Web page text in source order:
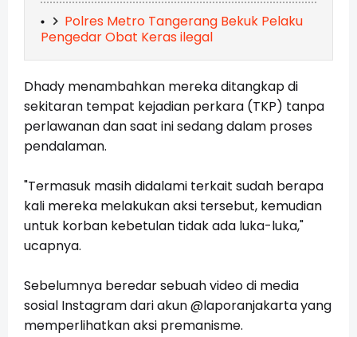
Polres Metro Tangerang Bekuk Pelaku
Pengedar Obat Keras ilegal
Dhady menambahkan mereka ditangkap di
sekitaran tempat kejadian perkara (TKP) tanpa
perlawanan dan saat ini sedang dalam proses
pendalaman.
"Termasuk masih didalami terkait sudah berapa
kali mereka melakukan aksi tersebut, kemudian
untuk korban kebetulan tidak ada luka-luka,"
ucapnya.
Sebelumnya beredar sebuah video di media
sosial Instagram dari akun @laporanjakarta yang
memperlihatkan aksi premanisme.